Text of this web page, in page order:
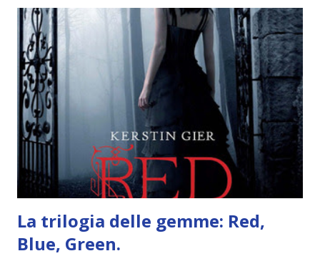
grande (Devil's Night 1#) Autrice : Penelope Douglas
Pagine: 448 Editore: Newton Compton Editori
Pubblicazione: 10 Gennaio 2023 Traduttore: Laura Lancini
Trama: “Si chiama Michael Crist. È il fratello maggiore del
mio ragazzo ed è come quei film dell'orrore che guardi
coprendoti gli occhi. È bellissimo, forte, e assolutamente
terrificante. Non mi vede neppure. Ma io l'ho notato. L'ho
visto, l'ho sentito. Le cose che ha fatto, i misfatti ch...
La trilogia delle gemme: Red,
Blue, Green.